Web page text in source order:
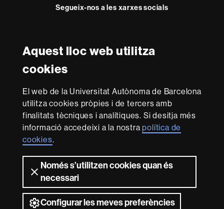
Aquest lloc web utilitza
cookies
El web de la Universitat Autònoma de Barcelona
utilitza cookies pròpies i de tercers amb
finalitats tècniques i analítiques. Si desitja més
informació accedeixi a la nostrapolítica de
cookies.
Només s’utilitzen cookies quan és
necessari
Configurar les meves preferències
Segueix-nos a les xarxes socials
Reconeixement internacional de l'excel·lència
in
Research
-
Euraxess
Amb el finançament de
Sobre
aquest
web
Avís legal
web Accessibilitat web Mapa del web UAB